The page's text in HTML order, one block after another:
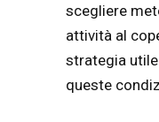
scegliere
attività al
strategia
queste